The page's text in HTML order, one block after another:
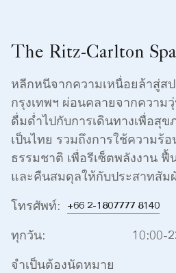
The Ritz-Carlton Spa
หลีกหนีจากความเหนื่อยล้าสู่ส
กรุงเทพฯ ผ่อนคลายจากความ
ดื่มด่ำไปกับการเดินทางเพื่อสุ
เป็นไทย รวมถึงการใช้ความร้
ธรรมชาติ เพื่อรีเซ็ตพลังงาน ฟื้
และคืนสมดุลให้กับประสาทสัม
โทรศัพท์: +66 2-1807777 8140
ทุกวัน: 10:00-
จำเป็นต้องนัดหมาย